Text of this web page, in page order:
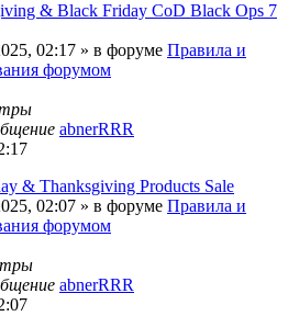
& Black Friday CoD Black Ops 7
02:17 » в форуме Правила и
форумом
abnerRRR
& Thanksgiving Products Sale
02:07 » в форуме Правила и
форумом
abnerRRR